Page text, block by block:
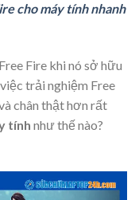
cho máy tính nhanh
Fire khi nó sở hữu
trải nghiệm Free
chân thật hơn rất
tính như thế nào?